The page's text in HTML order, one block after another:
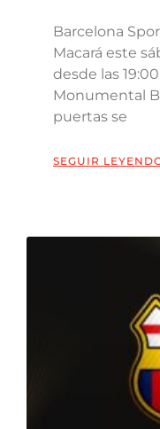
Barcelona
Macará este
desde las
Monumental
puertas se
SEGUIR